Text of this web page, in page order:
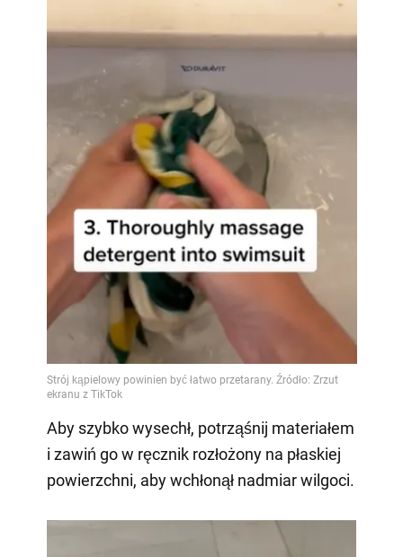
Aby szybko wysechł, potrząśnij materiałem
i zawiń go w ręcznik rozłożony na płaskiej
powierzchni, aby wchłonął nadmiar wilgoci.